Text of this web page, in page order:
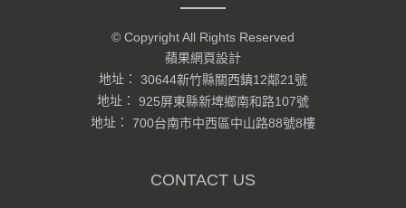
© Copyright All Rights Reserved
蘋果網頁設計
地址： 30644新竹縣關西鎮12鄰21號
地址： 925屏東縣新埤鄉南和路107號
地址： 700台南市中西區中山路88號8樓
CONTACT US